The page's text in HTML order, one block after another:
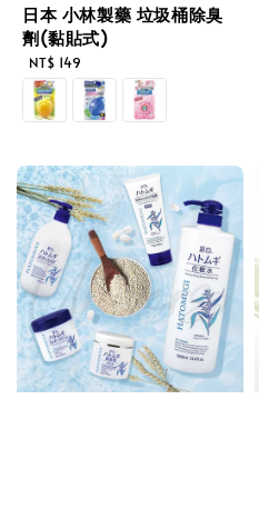
日本 小林製藥 垃圾桶除臭
劑(黏貼式)
Regular
price
NT$ 149